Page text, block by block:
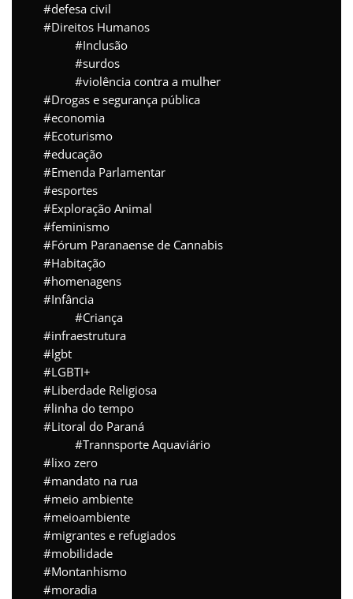
defesa civil
Direitos Humanos
Inclusão
surdos
violência contra a mulher
Drogas e segurança pública
economia
Ecoturismo
educação
Emenda Parlamentar
esportes
Exploração Animal
feminismo
Fórum Paranaense de Cannabis
Habitação
homenagens
Infância
Criança
infraestrutura
lgbt
LGBTI+
Liberdade Religiosa
linha do tempo
Litoral do Paraná
Trannsporte Aquaviário
lixo zero
mandato na rua
meio ambiente
meioambiente
migrantes e refugiados
mobilidade
Montanhismo
moradia